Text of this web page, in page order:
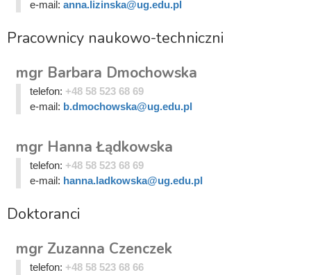
e-mail: anna.lizinska@ug.edu.pl
Pracownicy naukowo-techniczni
mgr Barbara Dmochowska
telefon: +48 58 523 68 69
e-mail: b.dmochowska@ug.edu.pl
mgr Hanna Łądkowska
telefon: +48 58 523 68 69
e-mail: hanna.ladkowska@ug.edu.pl
Doktoranci
mgr Zuzanna Czenczek
telefon: +48 58 523 68 66